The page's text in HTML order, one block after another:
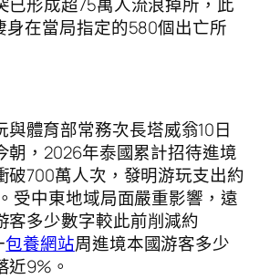
身在當局指定的580個出亡所
與體育部常務次長塔威翁10日
朝，2026年泰國累計招待進境
破700萬人次，發明游玩支出約
受中東地域局面嚴重影響，遠
客多少數字較此前削減約
包養網站周進境本國游客多少
近9%。